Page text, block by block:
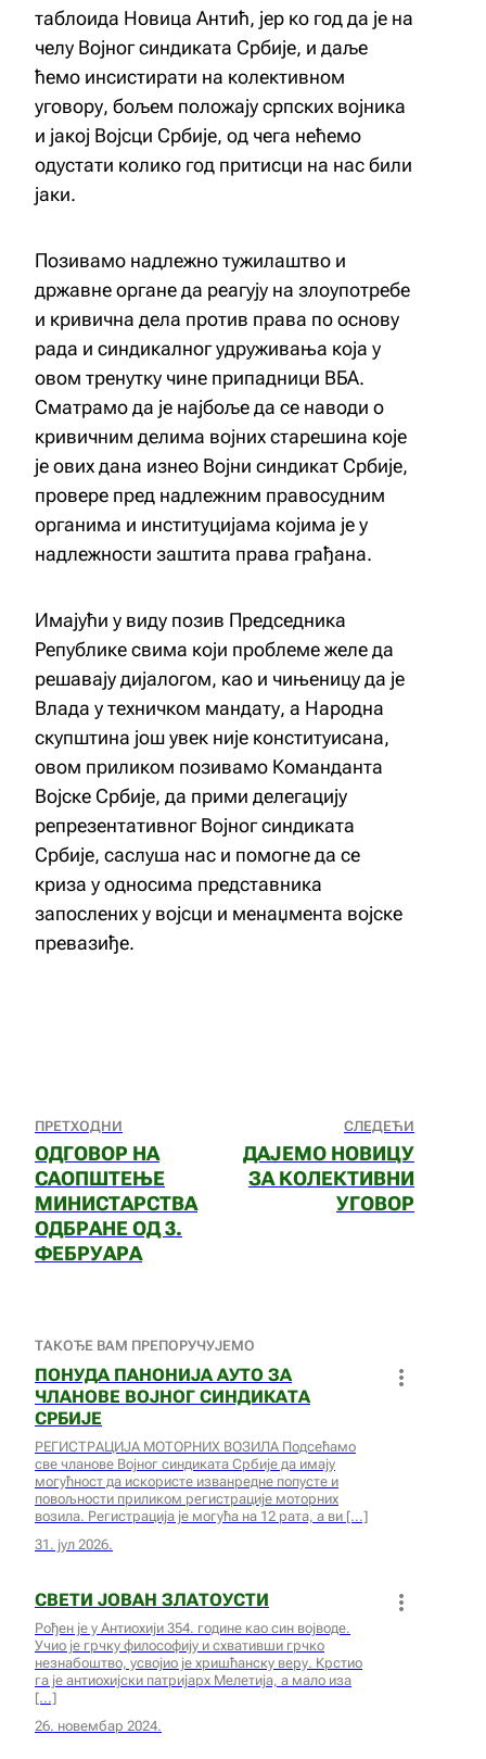
таблоида Новица Антић, јер ко год да је на
челу Војног синдиката Србије, и даље
ћемо инсистирати на колективном
уговору, бољем положају српских војника
и јакој Војсци Србије, од чега нећемо
одустати колико год притисци на нас били
јаки.
Позивамо надлежно тужилаштво и
државне органе да реагују на злоупотребе
и кривична дела против права по основу
рада и синдикалног удруживања која у
овом тренутку чине припадници ВБА.
Сматрамо да је најбоље да се наводи о
кривичним делима војних старешина које
је ових дана изнео Војни синдикат Србије,
провере пред надлежним правосудним
органима и институцијама којима је у
надлежности заштита права грађана.
Имајући у виду позив Председника
Републике свима који проблеме желе да
решавају дијалогом, као и чињеницу да је
Влада у техничком мандату, а Народна
скупштина још увек није конституисана,
овом приликом позивамо Команданта
Војске Србије, да прими делегацију
репрезентативног Војног синдиката
Србије, саслуша нас и помогне да се
криза у односима представника
запослених у војсци и менаџмента војске
превазиђе.
ПРЕТХОДНИ
ОДГОВОР НА
САОПШТЕЊЕ
МИНИСТАРСТВА
ОДБРАНЕ ОД 3.
ФЕБРУАРА
СЛЕДЕЋИ
ДАЈЕМО НОВИЦУ
ЗА КОЛЕКТИВНИ
УГОВОР
ТАКОЂЕ ВАМ ПРЕПОРУЧУЈЕМО
ПОНУДА ПАНОНИЈА АУТО ЗА
ЧЛАНОВЕ ВОЈНОГ СИНДИКАТА
СРБИЈЕ
РЕГИСТРАЦИЈА МОТОРНИХ ВОЗИЛА Подсећамо
све чланове Војног синдиката Србије да имају
могућност да искористе изванредне попусте и
повољности приликом регистрације моторних
возила. Регистрација је могућа на 12 рата, а ви
31. јул 2026.
СВЕТИ ЈОВАН ЗЛАТОУСТИ
Рођен је у Антиохији 354. године као син војводе.
Учио је грчку философију и схвативши грчко
незнабоштво, усвојио је хришћанску веру. Крстио
га је антиохијски патријарх Мелетија, а мало иза
26. новембар 2024.